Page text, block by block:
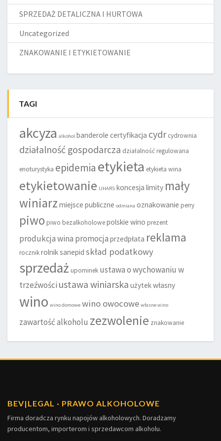
SPRZEDAŻ DETALICZNA I HURTOWA
Uncategorized
ZNAKOWANIE I ETYKIETOWANIE
TAGI
akcyza alkohol banderole certyfikacja cydr cydrownia
działalność gospodarcza działalność regulowana
enoturystyka epidemia etykieta etykieta wina
etykietowanie IJHARS koncesja limity mały
winiarz miejsce publiczne odmiana oznakowanie perry
piwo piwo bezalkoholowepolskie wino prezent
produkcja wina promocja przedpłata reklama
rocznikrolniksanepid skład podatkowy
sprzedaż upominek ustawa o wychowaniu w
trzeźwości ustawa winiarska użytek własny
wino wino domowe wino owocowe własne wino
zawartość alkoholu zezwolenie znakowanie
BEV| LEGAL · PRAWO ALKOHOLOWE
Firma doradcza rynku napojów alkoholowych. Doradzamy
producentom, importerom i sprzedawcom alkoholu.